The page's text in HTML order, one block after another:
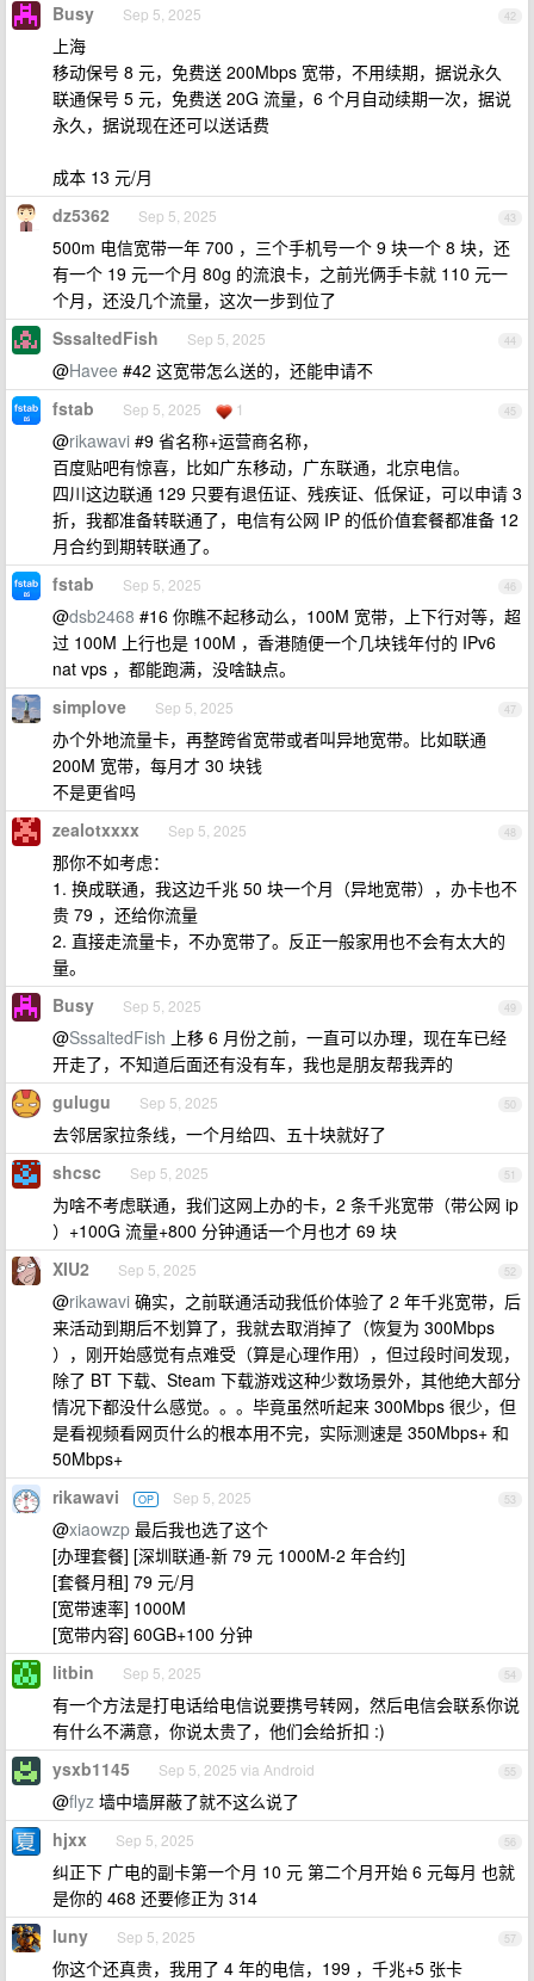
42
Busy Sep 5, 2025
上海
移动保号 8 元，免费送 200Mbps 宽带，不用续期，据说永久
联通保号 5 元，免费送 20G 流量，6 个月自动续期一次，据说
永久，据说现在还可以送话费
成本 13 元/月
43
dz5362 Sep 5, 2025
500m 电信宽带一年 700 ，三个手机号一个 9 块一个 8 块，还
有一个 19 元一个月 80g 的流浪卡，之前光俩手卡就 110 元一
个月，还没几个流量，这次一步到位了
44
SssaltedFish Sep 5, 2025
@Havee #42 这宽带怎么送的，还能申请不
45
fstab Sep 5, 2025 1
@rikawavi #9 省名称+运营商名称，
百度贴吧有惊喜，比如广东移动，广东联通，北京电信。
四川这边联通 129 只要有退伍证、残疾证、低保证，可以申请 3
折，我都准备转联通了，电信有公网 IP 的低价值套餐都准备 12
月合约到期转联通了。
46
fstab Sep 5, 2025
@dsb2468 #16 你瞧不起移动么，100M 宽带，上下行对等，超
过 100M 上行也是 100M ，香港随便一个几块钱年付的 IPv6
nat vps ，都能跑满，没啥缺点。
47
simplove Sep 5, 2025
办个外地流量卡，再整跨省宽带或者叫异地宽带。比如联通
200M 宽带，每月才 30 块钱
不是更省吗
48
zealotxxxx Sep 5, 2025
那你不如考虑：
1. 换成联通，我这边千兆 50 块一个月（异地宽带），办卡也不
贵 79 ，还给你流量
2. 直接走流量卡，不办宽带了。反正一般家用也不会有太大的
量。
49
Busy Sep 5, 2025
@SssaltedFish 上移 6 月份之前，一直可以办理，现在车已经
开走了，不知道后面还有没有车，我也是朋友帮我弄的
50
gulugu Sep 5, 2025
去邻居家拉条线，一个月给四、五十块就好了
51
shcsc Sep 5, 2025
为啥不考虑联通，我们这网上办的卡，2 条千兆宽带（带公网 ip
）+100G 流量+800 分钟通话一个月也才 69 块
52
XIU2 Sep 5, 2025
@rikawavi 确实，之前联通活动我低价体验了 2 年千兆宽带，后
来活动到期后不划算了，我就去取消掉了（恢复为 300Mbps
），刚开始感觉有点难受（算是心理作用），但过段时间发现，
除了 BT 下载、Steam 下载游戏这种少数场景外，其他绝大部分
情况下都没什么感觉。。。毕竟虽然听起来 300Mbps 很少，但
是看视频看网页什么的根本用不完，实际测速是 350Mbps+ 和
50Mbps+
53
rikawavi OP Sep 5, 2025
@xiaowzp 最后我也选了这个
[办理套餐] [深圳联通-新 79 元 1000M-2 年合约]
[套餐月租] 79 元/月
[宽带速率] 1000M
[宽带内容] 60GB+100 分钟
54
litbin Sep 5, 2025
有一个方法是打电话给电信说要携号转网，然后电信会联系你说
有什么不满意，你说太贵了，他们会给折扣 :)
55
ysxb1145 Sep 5, 2025 via Android
@flyz 墙中墙屏蔽了就不这么说了
56
hjxx Sep 5, 2025
纠正下 广电的副卡第一个月 10 元 第二个月开始 6 元每月 也就
是你的 468 还要修正为 314
57
luny Sep 5, 2025
你这个还真贵，我用了 4 年的电信，199 ，千兆+5 张卡